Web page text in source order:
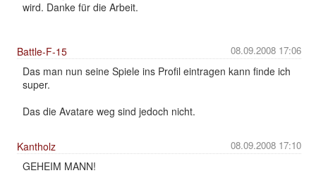
wird. Danke für die Arbeit.
08.09.2008 17:06
Battle-F-15
Das man nun seine Spiele ins Profil eintragen kann finde ich
super.
Das die Avatare weg sind jedoch nicht.
08.09.2008 17:10
Kantholz
GEHEIM MANN!